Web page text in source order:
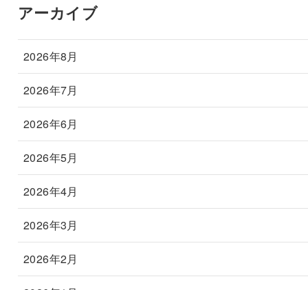
アーカイブ
2026年8月
2026年7月
2026年6月
2026年5月
2026年4月
2026年3月
2026年2月